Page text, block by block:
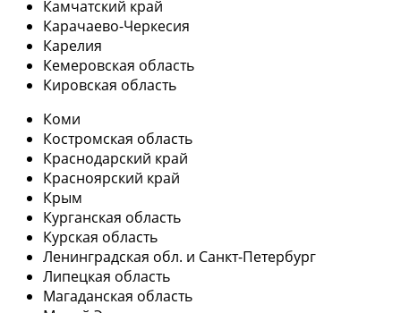
Камчатский край
Карачаево-Черкесия
Карелия
Кемеровская область
Кировская область
Коми
Костромская область
Краснодарский край
Красноярский край
Крым
Курганская область
Курская область
Ленинградская обл. и Санкт-Петербург
Липецкая область
Магаданская область